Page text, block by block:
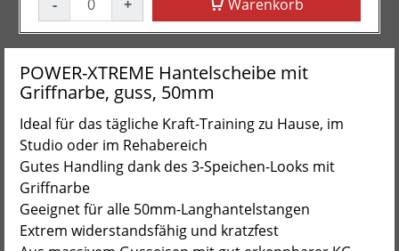
- + Warenkorb
POWER-XTREME Hantelscheibe mit
Griffnarbe, guss, 50mm
Ideal für das tägliche Kraft-Training zu Hause, im
Studio oder im Rehabereich
Gutes Handling dank des 3-Speichen-Looks mit
Griffnarbe
Geeignet für alle 50mm-Langhantelstangen
Extrem widerstandsfähig und kratzfest